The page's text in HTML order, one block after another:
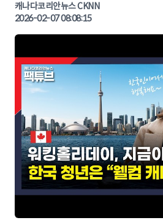
다뉴스 | CKNNEWS, 캐나다코리안뉴스
캐나다코리안뉴스 CKNN
2026-02-07 08:08:15